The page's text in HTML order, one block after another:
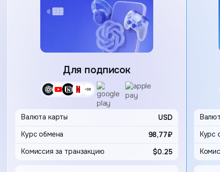
Карта
Для подписок
Валюта карты
USD
98,77₽
Комиссия за транзакцию $0.25